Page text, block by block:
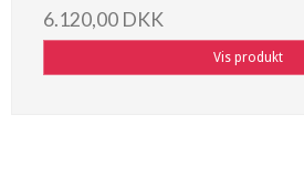
6.120,00 DKK
Vis produkt